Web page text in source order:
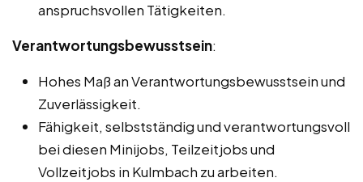
anspruchsvollen Tätigkeiten.
Verantwortungsbewusstsein:
Hohes Maß an Verantwortungsbewusstsein und
Zuverlässigkeit.
Fähigkeit, selbstständig und verantwortungsvoll
bei diesen Minijobs, Teilzeitjobs und
Vollzeitjobs in Kulmbach zu arbeiten.